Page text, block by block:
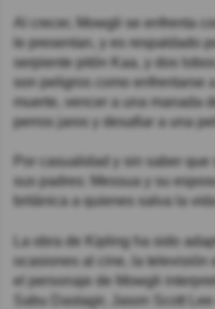
Al crecer, Mowgli se enfrenta
le presentan, y es respaldado
serpiente pitón Kaa, y dos
son peligros como enfrentarse
muerte, vencer a una manada
perros jaros y desafiar a una
Por casualidad y sin saber
sus padres: Messua y su
británica a quienes salva la
La obra de Kipling ha sido
ocasiones al cine, la televisión
el personaje de Mowgli
Sabu Dastagir, Jason Scott